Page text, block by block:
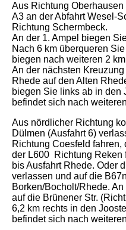
Aus Richtung
A3 an der Abfahrt Wesel-
Richtung Schermbeck.
An der 1. Ampel biegen
Nach 6 km überqueren
biegen nach weiteren 2
An der nächsten
Rhede auf den Alten
biegen Sie links ab in den
befindet sich nach
Aus nördlicher Richtung
Dülmen (Ausfahrt 6)
Richtung Coesfeld
der L600 Richtung Reken
bis Ausfahrt Rhede. Oder
verlassen und auf die
Borken/Bocholt/Rhede.
auf die Brünener Str.
6,2 km rechts in den
befindet sich nach